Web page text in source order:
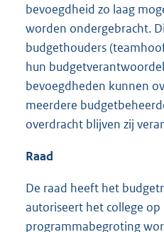
bevoegdheid zo laag
worden ondergebracht.
budgethouders
hun
bevoegdheden kunnen
meerdere
overdracht blijven zij
Raad
De raad heeft het
autoriseert het college
programmabegroting